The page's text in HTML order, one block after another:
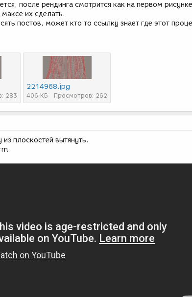
после рендинга смотрится как на первом
их сделать.
постов, может кто то ссылку знает где этот
283
2214968.jpg
406 КБ Просмотров: 262
плоскостей вытянуть.